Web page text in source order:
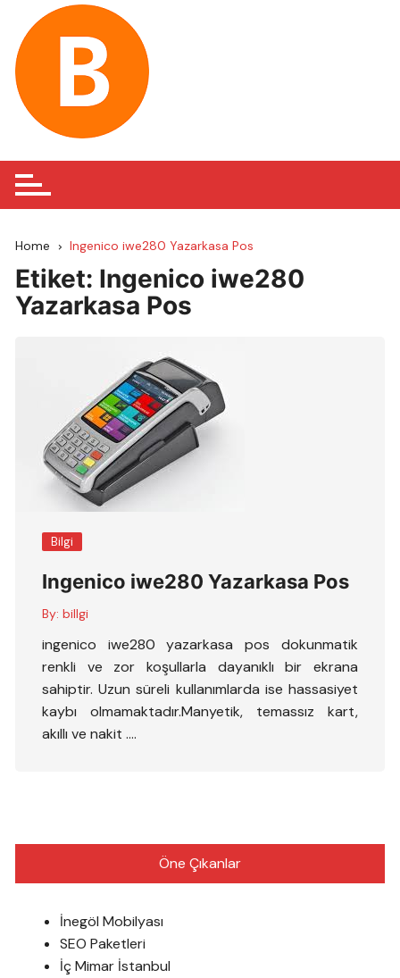
content
Home Ingenico iwe280 Yazarkasa Pos
Etiket: Ingenico iwe280
Yazarkasa Pos
Bilgi
Ingenico iwe280 Yazarkasa Pos
By: billgi
ingenico iwe280 yazarkasa pos dokunmatik
renkli ve zor koşullarla dayanıklı bir ekrana
sahiptir. Uzun süreli kullanımlarda ise hassasiyet
kaybı olmamaktadır.Manyetik, temassız kart,
akıllı ve nakit ….
Öne Çıkanlar
İnegöl Mobilyası
SEO Paketleri
İç Mimar İstanbul